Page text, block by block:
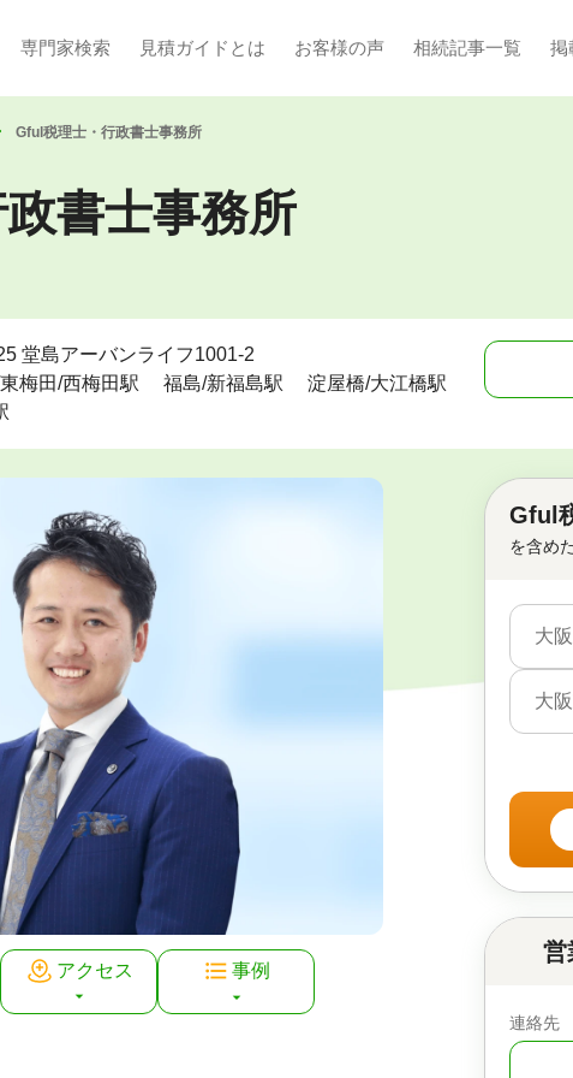
専門家検索 見積ガイドとは お客様の声 相続記事一覧 掲
Gful税理士・行政書士事務所
書士事務所
堂島アーバンライフ1001-2
梅田/西梅田駅
福島/新福島駅
淀屋橋/大江橋駅
アクセス 事例
Gful
を含め
大
大
営
連絡先